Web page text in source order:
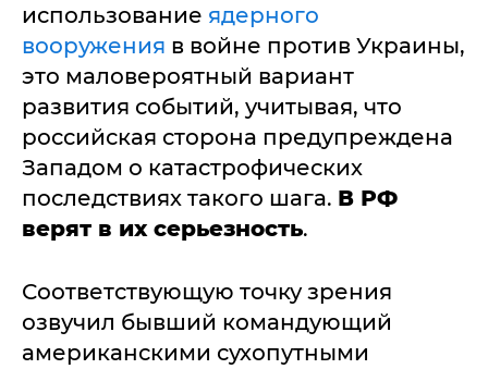
использование ядерного
вооружения в войне против Украины,
это маловероятный вариант
развития событий, учитывая, что
российская сторона предупреждена
Западом о катастрофических
последствиях такого шага. В РФ
верят в их серьезность.
Соответствующую точку зрения
озвучил бывший командующий
американскими сухопутными